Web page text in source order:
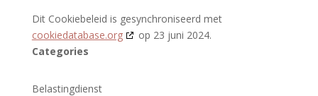
Dit Cookiebeleid is gesynchroniseerd met
cookiedatabase.org
op 23 juni 2024.
Categories
Belastingdienst